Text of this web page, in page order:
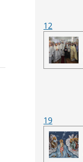
12
19